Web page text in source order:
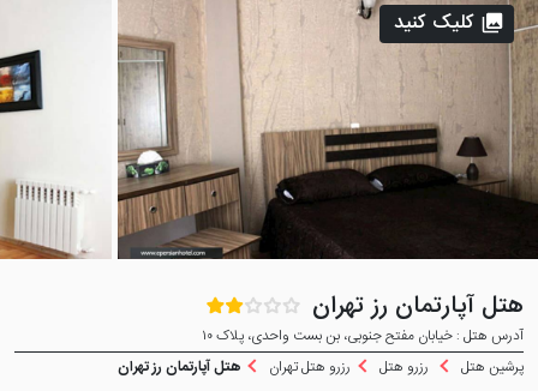
هتل آپارتمان رز تهران
آدرس هتل : خیابان مفتح جنوبی، بن بست واحدی، پلاک ۱۰
پرشین هتل
رزرو هتل رزرو هتل تهران هتل آپارتمان رز تهران
کلیک کنید